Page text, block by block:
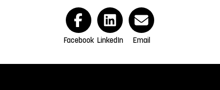
Facebook LinkedIn Email